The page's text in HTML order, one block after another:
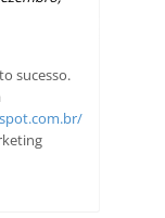
sucesso.